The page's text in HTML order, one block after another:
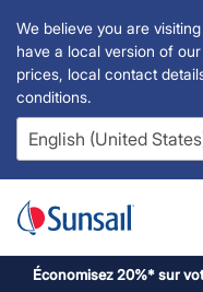
We believe you are
have a local version of
prices, local contact
conditions.
Économisez 20%* sur